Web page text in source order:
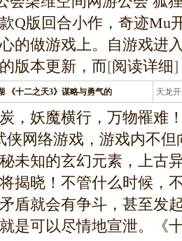
Q版回合小作，奇迹Mu
的做游戏上。自游戏进
版本更新，而[阅读详细]
《十二之天3》谋略与勇气的 天龙
龙
，妖魔横行，万物罹难
侠网络游戏，游戏内不
未知的玄幻元素，上古
揭晓！不管什么时候，
盾就会有争斗，甚至发
是可以尽情地宣泄。《